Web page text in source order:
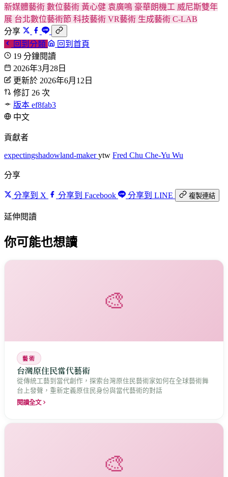
新媒體藝術 數位藝術 黃心健 袁廣鳴 豪華朗機工 威尼斯雙年
展 台北數位藝術節 科技藝術 VR藝術 生成藝術 C-LAB
分享
回到分類
回到首頁
19 分鐘閱讀
2026年3月28日
更新於 2026年6月12日
修訂 26 次
版本 ef8fab3
中文
貢獻者
expectingshadowland-makerytw Fred Chu Che-Yu Wu
分享
分享到 X 分享到 Facebook 分享到 LINE 複製連結
延伸閱讀
你可能也想讀
🎨
藝術
台灣原住民當代藝術
從傳統工藝到當代創作，探索台灣原住民藝術家如何在全球藝術舞
台上發聲，重新定義原住民身份與當代藝術的對話
閱讀全文
🎨